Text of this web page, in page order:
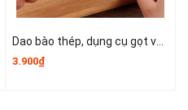
3.900₫